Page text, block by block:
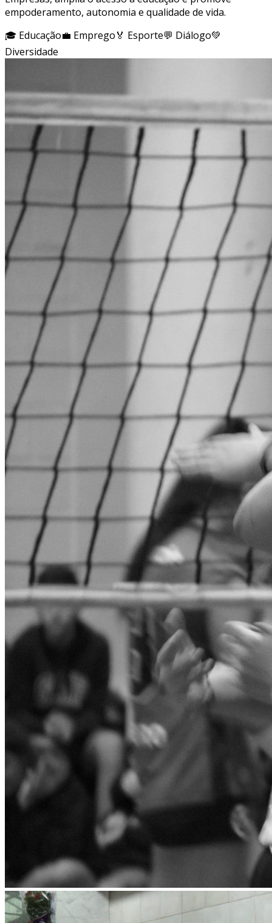
empoderamento, autonomia e qualidade de vida.
🎓 Educação💼 Emprego🏅 Esporte💬 Diálogo💚
Diversidade